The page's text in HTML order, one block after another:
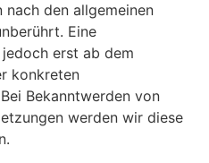
den allgemeinen
Eine
erst ab dem
konkreten
Bekanntwerden von
werden wir diese